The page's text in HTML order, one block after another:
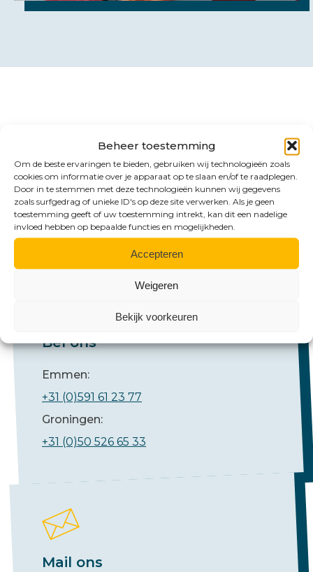
Beheer toestemming
Om de beste ervaringen te bieden, gebruiken wij technologieën zoals
cookies om informatie over je apparaat op te slaan en/of te raadplegen.
Door in te stemmen met deze technologieën kunnen wij gegevens
zoals surfgedrag of unieke ID's op deze site verwerken. Als je geen
toestemming geeft of uw toestemming intrekt, kan dit een nadelige
invloed hebben op bepaalde functies en mogelijkheden.
Accepteren
Weigeren
Bekijk voorkeuren
Benieuwd naar de
mogelijkheden?
Bel ons
Emmen:
+31 (0)591 61 23 77
Groningen:
+31 (0)50 526 65 33
Mail ons